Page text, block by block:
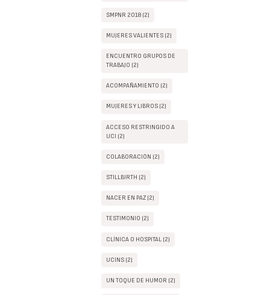
SMPNR 2018 (2)
MUJERES VALIENTES (2)
ENCUENTRO GRUPOS DE
TRABAJO (2)
ACOMPAÑAMIENTO (2)
MUJERES Y LIBROS (2)
ACCESO RESTRINGIDO A
UCI (2)
COLABORACIÓN (2)
STILLBIRTH (2)
NACER EN PAZ (2)
TESTIMONIO (2)
CLÍNICA O HOSPITAL (2)
UCINS (2)
UN TOQUE DE HUMOR (2)